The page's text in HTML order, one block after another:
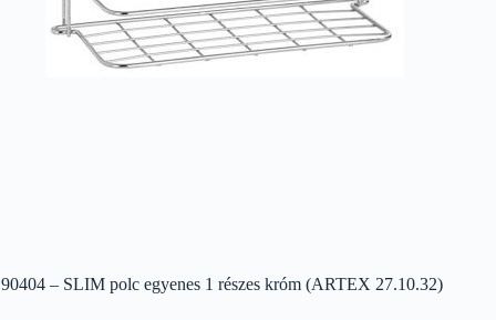
90404 – SLIM polc egyenes 1 részes króm (ARTEX 27.10.32)